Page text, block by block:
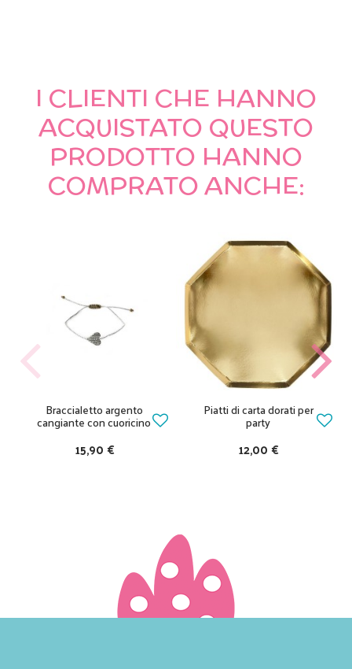
I CLIENTI CHE HANNO
ACQUISTATO QUESTO
PRODOTTO HANNO
COMPRATO ANCHE:
Braccialetto argento
cangiante con cuoricino
15,90 €
Piatti di carta dorati per
party
12,00 €